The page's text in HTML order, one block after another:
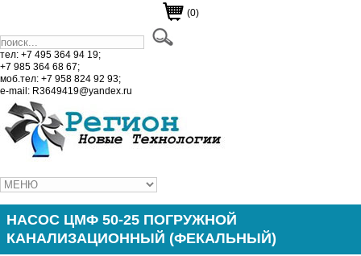
(0)
тел: +7 495 364 94 19;
+7 985 364 68 67;
моб.тел: +7 958 824 92 93;
e-mail: R3649419@yandex.ru
НАСОС ЦМФ 50-25 ПОГРУЖНОЙ
КАНАЛИЗАЦИОННЫЙ (ФЕКАЛЬНЫЙ)